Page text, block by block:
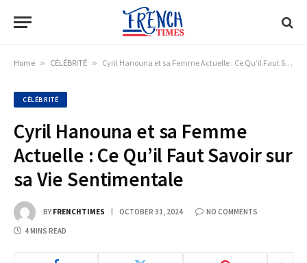
Home » CÉLÉBRITÉ » Cyril Hanouna et sa Femme Actuelle : Ce Qu’il Faut Savoir sur sa Vie Sentimentale
CÉLÉBRITÉ
Cyril Hanouna et sa Femme
Actuelle : Ce Qu’il Faut Savoir sur
sa Vie Sentimentale
BY FRENCHTIMES OCTOBER 31, 2024 NO COMMENTS
4 MINS READ